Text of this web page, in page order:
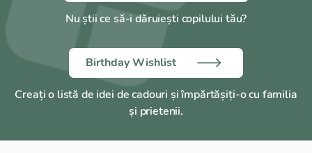
Nu știi ce să-i dăruiești copilului tău?
Birthday Wishlist
Creați o listă de idei de cadouri și împărtășiți-o cu familia
și prietenii.